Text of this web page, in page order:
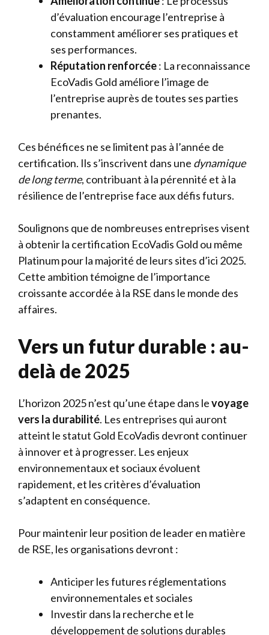
d’évaluation encourage l’entreprise à
constamment améliorer ses pratiques et
ses performances.
Réputation renforcée: La reconnaissance
EcoVadis Gold améliore l’image de
l’entreprise auprès de toutes ses parties
prenantes.
Ces bénéfices ne se limitent pas à l’année de
certification. Ils s’inscrivent dans une dynamique
de long terme, contribuant à la pérennité et à la
résilience de l’entreprise face aux défis futurs.
Soulignons que de nombreuses entreprises visent
à obtenir la certification EcoVadis Gold ou même
Platinum pour la majorité de leurs sites d’ici 2025.
Cette ambition témoigne de l’importance
croissante accordée à la RSE dans le monde des
affaires.
Vers un futur durable : au-
delà de 2025
L’horizon 2025 n’est qu’une étape dans levoyage
vers la durabilité. Les entreprises qui auront
atteint le statut Gold EcoVadis devront continuer
à innover et à progresser. Les enjeux
environnementaux et sociaux évoluent
rapidement, et les critères d’évaluation
s’adaptent en conséquence.
Pour maintenir leur position de leader en matière
de RSE, les organisations devront :
Anticiper les futures réglementations
environnementales et sociales
Investir dans la recherche et le
développement de solutions durables